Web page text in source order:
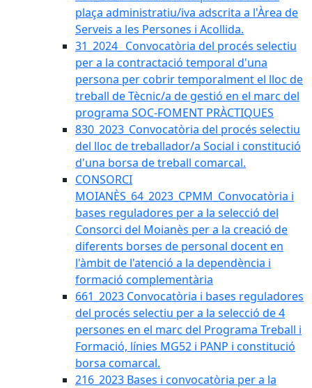
plaça administratiu/iva adscrita a l'Àrea de
Serveis a les Persones i Acollida.
31_2024_ Convocatòria del procés selectiu
per a la contractació temporal d'una
persona per cobrir temporalment el lloc de
treball de Tècnic/a de gestió en el marc del
programa SOC-FOMENT PRÀCTIQUES
830_2023_Convocatòria del procés selectiu
del lloc de treballador/a Social i constitució
d'una borsa de treball comarcal.
CONSORCI
MOIANÈS_64_2023_CPMM_Convocatòria i
bases reguladores per a la selecció del
Consorci del Moianès per a la creació de
diferents borses de personal docent en
l'àmbit de l'atenció a la dependència i
formació complementària
661_2023 Convocatòria i bases reguladores
del procés selectiu per a la selecció de 4
persones en el marc del Programa Treball i
Formació, línies MG52 i PANP i constitució
borsa comarcal.
216_2023 Bases i convocatòria per a la